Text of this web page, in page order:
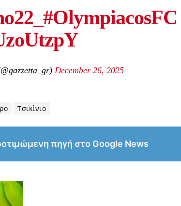
#OlympiacosFC
December 26, 2025
Τσικίνιο
πηγή στο Google News